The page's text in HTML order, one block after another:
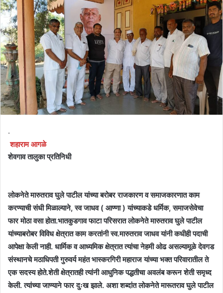
.
शहाराम आगळे
शेवगाव तालुका प्रतिनिधी
लोकनेते मारुतराव घुले पाटील यांच्या बरोबर राजकारण व समाजकारणात काम
करण्याची संधी मिळाल्याने, स्व जाधव ( आण्णा ) यांच्याकडे धर्मिक, समाजसेवेचा
फार मोठा वसा होता.भातकुडगाव फाटा परिसरात लोकनेते मारुतराव घुले पाटील
यांच्याबरोबर विविध क्षेत्रात काम करतांनी स्व.मारुतराव जाधव यांनी कधीही पदाची
आपेक्षा केली नाही. धार्मिक व आध्यमिक क्षेत्रात त्यांचा नेहमी ओढ असल्यामूळे देवगड
संस्थानचे मठाधिपती गुरुवर्य महंत भास्करगिरी महाराज यांच्या भक्त परिवारातील ते
एक सदस्य होते.शेती क्षेत्रातही त्यांनी आधुनिक पद्धतीचा अवलंब करून शेती समृध्द
केली. त्यांच्या जाण्याने फार दुःख झाले. अशा शब्दांत लोकनेते मारूतराव घुले पाटील